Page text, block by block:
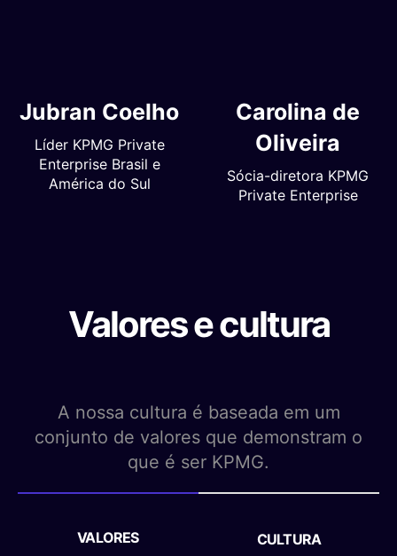
Jubran Coelho
Líder KPMG Private
Enterprise Brasil e
América do Sul
Carolina de
Oliveira
Sócia-diretora KPMG
Private Enterprise
Valores e cultura
A nossa cultura é baseada em um
conjunto de valores que demonstram o
que é ser KPMG.
VALORES CULTURA